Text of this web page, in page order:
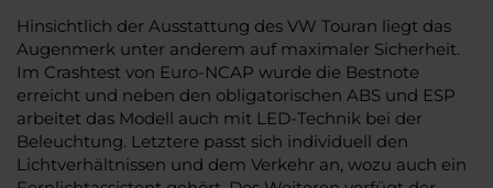
Hinsichtlich der Ausstattung des VW Touran liegt das
Augenmerk unter anderem auf maximaler Sicherheit.
Im Crashtest von Euro-NCAP wurde die Bestnote
erreicht und neben den obligatorischen ABS und ESP
arbeitet das Modell auch mit LED-Technik bei der
Beleuchtung. Letztere passt sich individuell den
Lichtverhältnissen und dem Verkehr an, wozu auch ein